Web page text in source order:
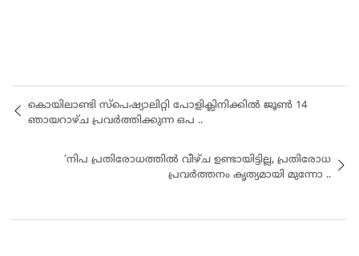
കൊയിലാണ്ടി സ്പെഷ്യാലിറ്റി പോളിക്ലിനിക്കിൽ ജൂൺ 14
ഞായറാഴ്ച പ്രവർത്തിക്കുന്ന ഒപ ..
‘നിപ പ്രതിരോധത്തിൽ വീഴ്ച ഉണ്ടായിട്ടില്ല, പ്രതിരോധ
പ്രവർത്തനം കൃത്യമായി മുന്നോ ..